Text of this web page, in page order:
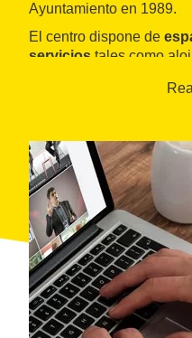
Ayuntamiento en 1989.
El centro dispone de
servicios tales como
alojadas, cesión de